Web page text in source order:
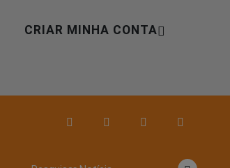
CRIAR MINHA CONTA